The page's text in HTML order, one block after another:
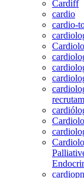
Cardiff
cardio
cardio-